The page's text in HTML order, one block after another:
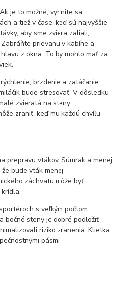
je to možné, vyhnite sa
a tiež v čase, keď sú najvyššie
aby sme zviera zaliali,
prievanu v kabíne a
z okna. To by mohlo mať za
brzdenie a zatáčanie
bude stresovať. V dôsledku
zvieratá na steny
zraniť, keď mu každú chvíľu
prepravu vtákov. Súmrak a menej
bude vták menej
záchvatu môže byť
s veľkým počtom
bočné steny je dobré podložiť
riziko zranenia. Klietka
pásmi.